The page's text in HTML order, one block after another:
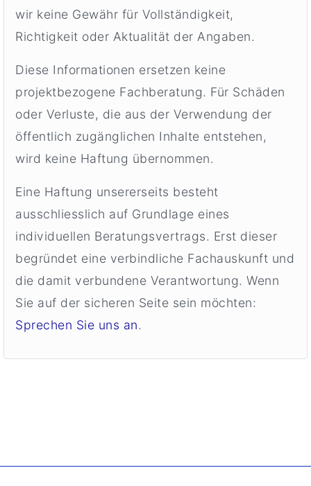
wir keine Gewähr für Vollständigkeit,
Richtigkeit oder Aktualität der Angaben.
Diese Informationen ersetzen keine
projektbezogene Fachberatung. Für Schäden
oder Verluste, die aus der Verwendung der
öffentlich zugänglichen Inhalte entstehen,
wird keine Haftung übernommen.
Eine Haftung unsererseits besteht
ausschliesslich auf Grundlage eines
individuellen Beratungsvertrags. Erst dieser
begründet eine verbindliche Fachauskunft und
die damit verbundene Verantwortung. Wenn
Sie auf der sicheren Seite sein möchten:
Sprechen Sie uns an.